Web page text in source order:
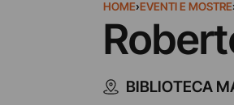
HOME›EVENTI E MOSTRE
BIBLIOTECA